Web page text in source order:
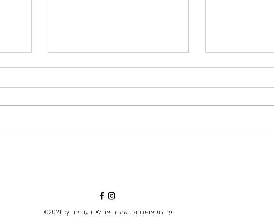
אסופה לט"ו בשבט ב'
עת לטעת מצאנו היום זמן חיבור לאדמה,
להיות